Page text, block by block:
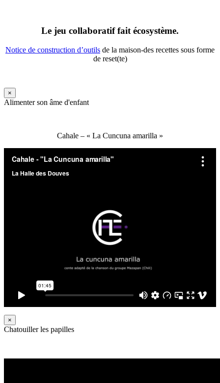
Le jeu collaboratif fait écosystème.
Notice de construction d’outils de la maison-des recettes sous forme
de reset(te)
×
Alimenter son âme d'enfant
Cahale – « La Cuncuna amarilla »
×
Chatouiller les papilles